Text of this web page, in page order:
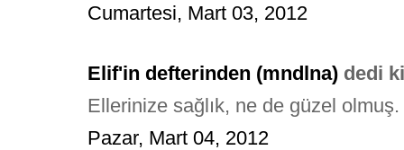
Cumartesi, Mart 03, 2012
Elif'in defterinden (mndlna) dedi
Ellerinize sağlık, ne de güzel olmuş.
Pazar, Mart 04, 2012